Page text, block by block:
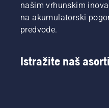
našim vrhunskim
na akumulatorski
predvode.
Istražite naš